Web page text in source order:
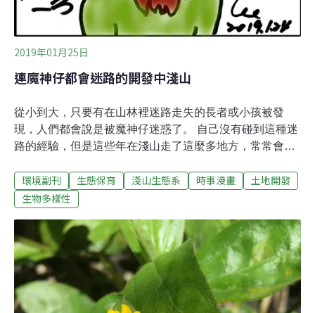
2019年01月25日
連魔神仔都會迷路的開發中淺山
從小到大，只要有在山林裡迷路走失的長者或小孩被發
現，人們都會說是被魔神仔迷惑了。 自己沒有碰到這種迷
路的經驗，但是這些年在淺山走了這麼多地方，常常會碰
多久再去就已經因為開發而變了樣。 有時就不禁想到：如
果真的有魔神仔，在淺山碰到這種地貌常常改變的情形，
環境副刊 生態保育 淺山生態系 時事漫畫
土地開發
生物多樣性